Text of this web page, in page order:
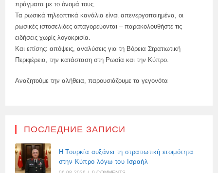
πράγματα με το όνομά τους.
Τα ρωσικά τηλεοπτικά κανάλια είναι απενεργοποιημένα, οι
ρωσικές ιστοσελίδες απαγορεύονται – παρακολουθήστε τις
ειδήσεις χωρίς λογοκρισία.
Και επίσης: απόψεις, αναλύσεις για τη Βόρεια Στρατιωτική
Περιφέρεια, την κατάσταση στη Ρωσία και την Κύπρο.
Αναζητούμε την αλήθεια, παρουσιάζουμε τα γεγονότα
ПОСЛЕДНИЕ ЗАПИСИ
Η Τουρκία αυξάνει τη στρατιωτική ετοιμότητα
στην Κύπρο λόγω του Ισραήλ